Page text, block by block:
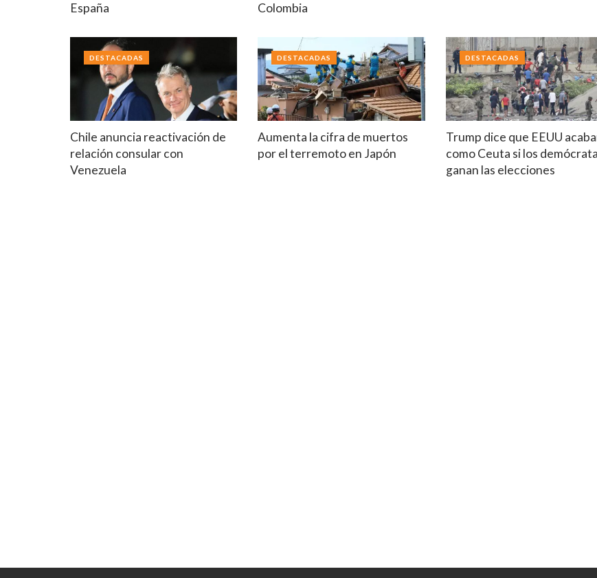
España
Colombia
Chile anuncia reactivación de
relación consular con
Venezuela
DESTACADAS
Aumenta la cifra de muertos
por el terremoto en Japón
DESTACADAS
Trump dice que EEUU
como Ceuta si los
ganan las elecciones
DESTACADAS